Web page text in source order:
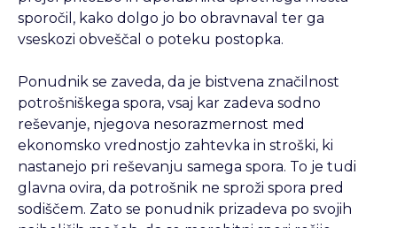
sporočil, kako dolgo jo bo obravnaval ter ga
vseskozi obveščal o poteku postopka.
Ponudnik se zaveda, da je bistvena značilnost
potrošniškega spora, vsaj kar zadeva sodno
reševanje, njegova nesorazmernost med
ekonomsko vrednostjo zahtevka in stroški, ki
nastanejo pri reševanju samega spora. To je tudi
glavna ovira, da potrošnik ne sproži spora pred
sodiščem. Zato se ponudnik prizadeva po svojih